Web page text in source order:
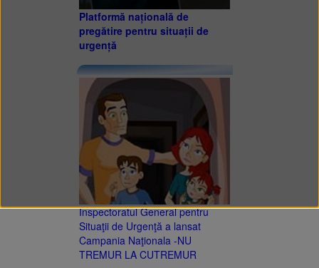
Platformă națională de
pregătire pentru situații de
urgență
Inspectoratul General pentru
Situaţii de Urgenţă a lansat
Campania Naţionala -NU
TREMUR LA CUTREMUR